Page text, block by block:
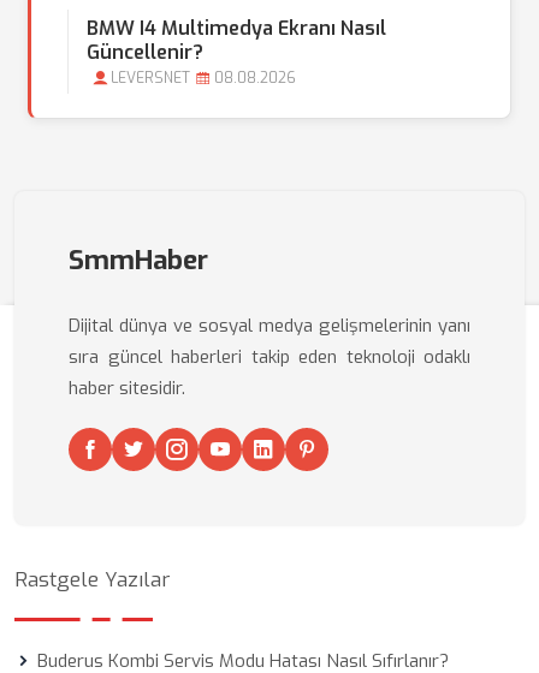
BMW I4 Multimedya Ekranı Nasıl
Güncellenir?
LEVERSNET 08.08.2026
SmmHaber
Dijital dünya ve sosyal medya gelişmelerinin yanı
sıra güncel haberleri takip eden teknoloji odaklı
haber sitesidir.
Rastgele Yazılar
Buderus Kombi Servis Modu Hatası Nasıl Sıfırlanır?